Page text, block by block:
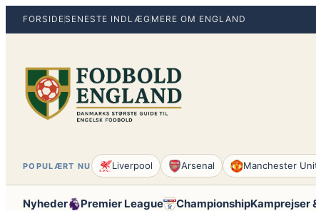
SpringFORSIDESENESTE INDLÆG MERE OM ENGLAND
POPULÆRT NU Liverpool Arsenal Manchester
Nyheder Premier League ChampionshipKamprejser